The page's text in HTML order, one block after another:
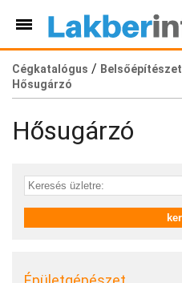
Cégkatalógus / Belsőépítészet
Hősugárzó
Hősugárzó